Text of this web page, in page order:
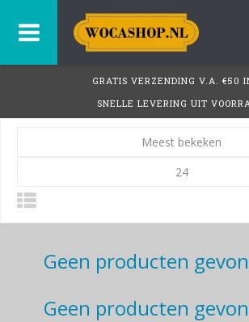
GRATIS VERZENDING V.A. €50
SNELLE LEVERING UIT
Meest bekeken
24
Geen producten
Geen producten